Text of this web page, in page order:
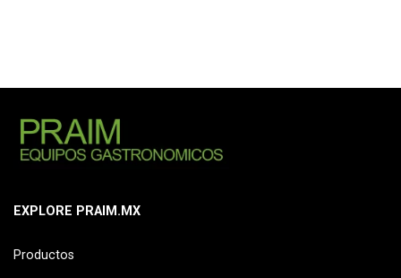
EXPLORE PRAIM.MX
Productos